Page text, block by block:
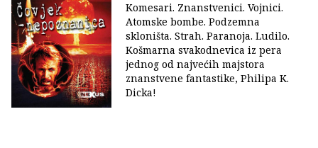
Komesari. Znanstvenici. Vojnici.
Atomske bombe. Podzemna
skloništa. Strah. Paranoja. Ludilo.
Košmarna svakodnevica iz pera
jednog od najvećih majstora
znanstvene fantastike, Philipa K.
Dicka!